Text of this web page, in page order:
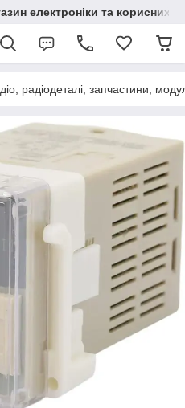
електроніки та корисних
радіодеталі, запчастини,